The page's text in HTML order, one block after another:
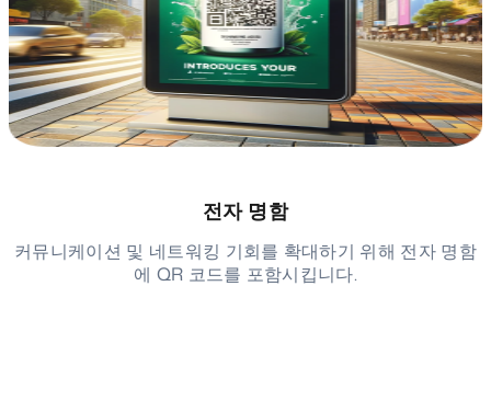
전자 명함
커뮤니케이션 및 네트워킹 기회를 확대하기 위해 전자 명함
에 QR 코드를 포함시킵니다.